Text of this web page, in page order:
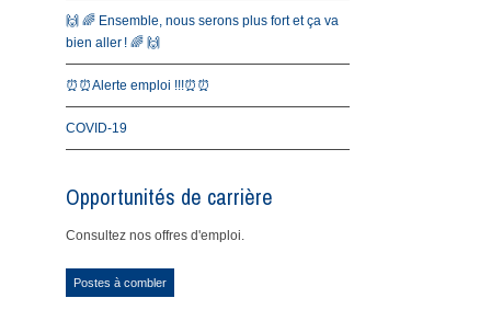
🙌 🌈 Ensemble, nous serons plus fort et ça va
bien aller ! 🌈 🙌
⏰⏰Alerte emploi !!!⏰⏰
COVID-19
Opportunités de carrière
Consultez nos offres d'emploi.
Postes à combler